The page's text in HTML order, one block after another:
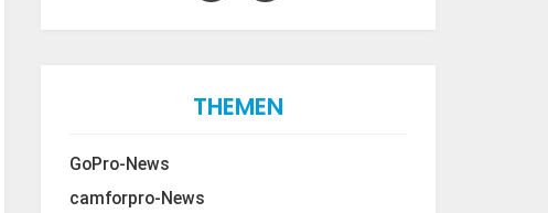
THEMEN
GoPro-News
camforpro-News